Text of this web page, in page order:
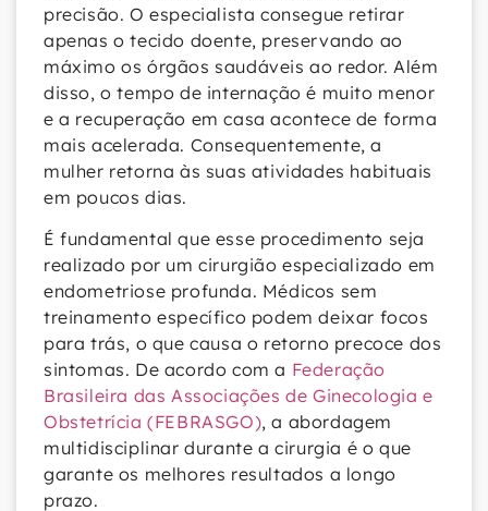
precisão. O especialista consegue retirar
apenas o tecido doente, preservando ao
máximo os órgãos saudáveis ao redor. Além
disso, o tempo de internação é muito menor
e a recuperação em casa acontece de forma
mais acelerada. Consequentemente, a
mulher retorna às suas atividades habituais
em poucos dias.
É fundamental que esse procedimento seja
realizado por um cirurgião especializado em
endometriose profunda. Médicos sem
treinamento específico podem deixar focos
para trás, o que causa o retorno precoce dos
sintomas. De acordo com a Federação
Brasileira das Associações de Ginecologia e
Obstetrícia (FEBRASGO), a abordagem
multidisciplinar durante a cirurgia é o que
garante os melhores resultados a longo
prazo.